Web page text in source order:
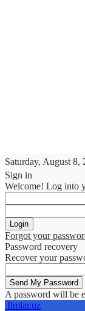
Saturday, August 8,
Sign in
Welcome! Log into
Forgot your
Password recovery
Recover your
A password will be
Ilmlar.uz